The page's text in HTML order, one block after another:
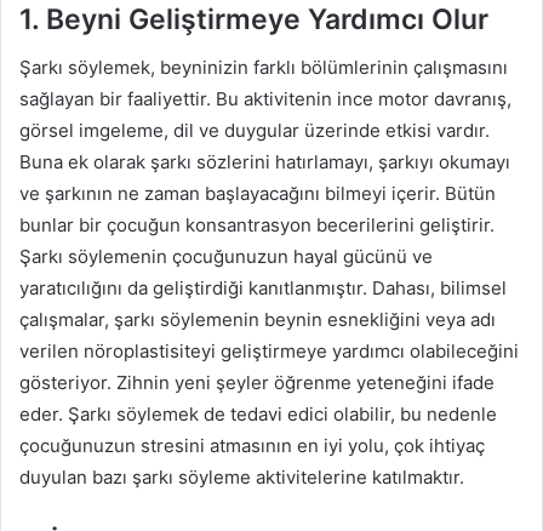
1. Beyni Geliştirmeye Yardımcı Olur
Şarkı söylemek, beyninizin farklı bölümlerinin çalışmasını
sağlayan bir faaliyettir. Bu aktivitenin ince motor davranış,
görsel imgeleme, dil ve duygular üzerinde etkisi vardır.
Buna ek olarak şarkı sözlerini hatırlamayı, şarkıyı okumayı
ve şarkının ne zaman başlayacağını bilmeyi içerir. Bütün
bunlar bir çocuğun konsantrasyon becerilerini geliştirir.
Şarkı söylemenin çocuğunuzun hayal gücünü ve
yaratıcılığını da geliştirdiği kanıtlanmıştır. Dahası, bilimsel
çalışmalar, şarkı söylemenin beynin esnekliğini veya adı
verilen nöroplastisiteyi geliştirmeye yardımcı olabileceğini
gösteriyor. Zihnin yeni şeyler öğrenme yeteneğini ifade
eder. Şarkı söylemek de tedavi edici olabilir, bu nedenle
çocuğunuzun stresini atmasının en iyi yolu, çok ihtiyaç
duyulan bazı şarkı söyleme aktivitelerine katılmaktır.